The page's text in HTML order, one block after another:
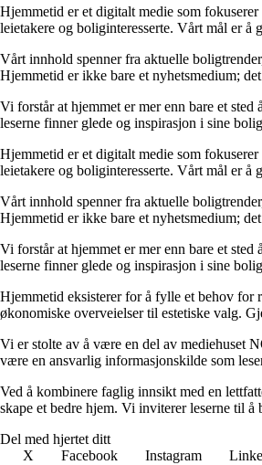
Hjemmetid er et digitalt medie som
leietakere og boliginteresserte. Vårt mål er
Vårt innhold spenner fra aktuelle
Hjemmetid er ikke bare et nyhetsmedium;
Vi forstår at hjemmet er mer enn bare et
leserne finner glede og inspirasjon i sine
Hjemmetid er et digitalt medie som
leietakere og boliginteresserte. Vårt mål er
Vårt innhold spenner fra aktuelle
Hjemmetid er ikke bare et nyhetsmedium;
Vi forstår at hjemmet er mer enn bare et
leserne finner glede og inspirasjon i sine
Hjemmetid eksisterer for å fylle et behov for
økonomiske overveielser til estetiske valg.
Vi er stolte av å være en del av mediehuset
være en ansvarlig informasjonskilde som
Ved å kombinere faglig innsikt med en
skape et bedre hjem. Vi inviterer leserne til
Del med hjertet ditt
X
Facebook Instagram